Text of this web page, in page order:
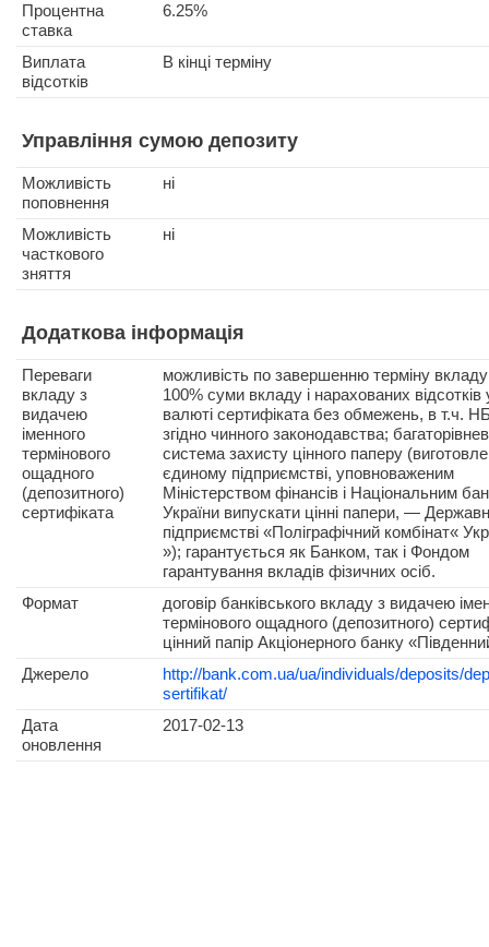
Процентна
ставка
6.25%
Виплата
відсотків
В кінці терміну
Управління сумою депозиту
Можливість
поповнення
ні
Можливість
часткового
зняття
ні
Додаткова інформація
Переваги
вкладу з
видачею
іменного
термінового
ощадного
(депозитного)
сертифіката
можливість по завершенню терміну
100% суми вкладу і нарахованих відсотків
валюті сертифіката без обмежень, в т.ч.
згідно чинного законодавства;
система захисту цінного паперу
єдиному підприємстві, уповноваженим
Міністерством фінансів і Національним
України випускати цінні папери, —
підприємстві «Поліграфічний комбінат«
»); гарантується як Банком, так і Фондом
гарантування вкладів фізичних осіб.
Формат
договір банківського вкладу з видачею
термінового ощадного (депозитного)
цінний папір Акціонерного банку
Джерело
http://bank.com.ua/ua/individuals/deposits/
sertifikat/
Дата
оновлення
2017-02-13